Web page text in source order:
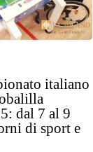
italiano
dal 7 al 9
di sport e